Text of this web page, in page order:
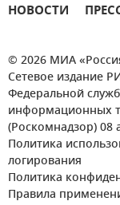
НОВОСТИ
© 2026 МИА
Сетевое издание
Федеральной
информационных
(Роскомнадзор) 08
Политика
логирования
Политика
Правила